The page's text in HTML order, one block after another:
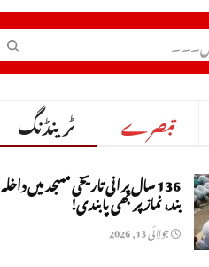
ٹرینڈنگ تبصرے
136 سال پرانی تاریخی مسجد میں داخلہ
بند، نماز پر بھی پابندی!
جولائی 13, 2026